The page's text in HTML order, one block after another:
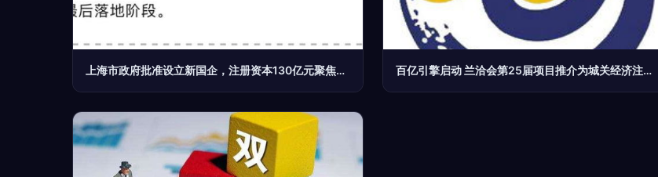
上海市政府批准设立新国企，注册资本130亿元聚焦贸易经纪 百亿引擎启动 兰洽会第25届项目推介为城关经济注入加速度